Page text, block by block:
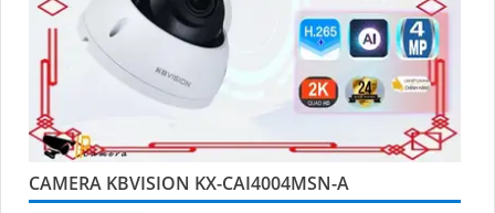
CAMERA KBVISION KX-CAI4004MSN-A